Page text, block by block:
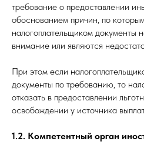
требование о предоставлении
обоснованием причин, по
налогоплательщиком документы
внимание или являются
При этом если
документы по требованию, то
отказать в предоставлении
освобождении у источника
1.2. Компетентный орган